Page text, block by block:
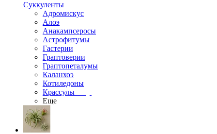
Суккуленты
Адромискус
Алоэ
Анакампсеросы
Астрофитумы
Гастерии
Граптоверии
Граптопеталумы
Каланхоэ
Котиледоны
Крассулы
Еще